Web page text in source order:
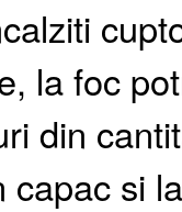
la foc
din
capac si